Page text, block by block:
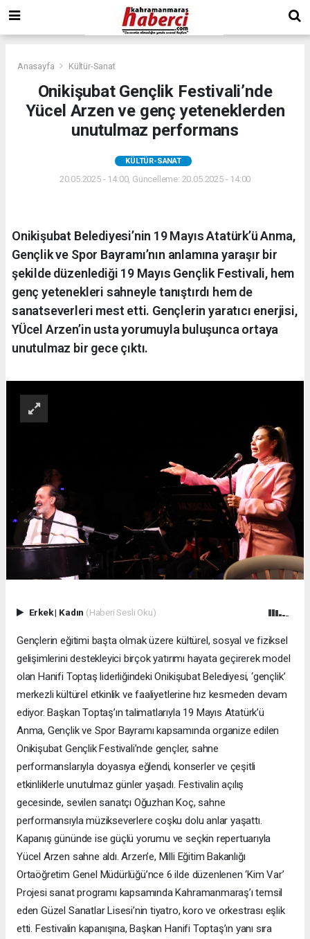
Anasayfa Kültür-Sanat
Onikişubat Gençlik Festivali’nde
Yücel Arzen ve genç yeteneklerden
unutulmaz performans
KÜLTÜR-SANAT
20.05.2025 - 14:00, Güncelleme: 20.05.2025 - 14:00
Onikişubat Belediyesi’nin 19 Mayıs Atatürk’ü Anma,
Gençlik ve Spor Bayramı’nın anlamına yaraşır bir
şekilde düzenlediği 19 Mayıs Gençlik Festivali, hem
genç yetenekleri sahneyle tanıştırdı hem de
sanatseverleri mest etti. Gençlerin yaratıcı enerjisi,
YÜcel Arzen’in usta yorumuyla buluşunca ortaya
unutulmaz bir gece çıktı.
Erkek| Kadın (Haberi Sesli Oku)
Gençlerin eğitimi başta olmak üzere kültürel, sosyal ve fiziksel
gelişimlerini destekleyici birçok yatırımı hayata geçirerek model
olan Hanifi Toptaş liderliğindeki Onikişubat Belediyesi, ‘gençlik’
merkezli kültürel etkinlik ve faaliyetlerine hız kesmeden devam
ediyor. Başkan Toptaş’ın talimatlarıyla 19 Mayıs Atatürk’ü
Anma, Gençlik ve Spor Bayramı kapsamında organize edilen
Onikişubat Gençlik Festivali’nde gençler, sahne
performanslarıyla doyasıya eğlendi, konserler ve çeşitli
etkinliklerle unutulmaz günler yaşadı. Festivalin açılış
gecesinde, sevilen sanatçı Oğuzhan Koç, sahne
performansıyla müzikseverlere coşku dolu anlar yaşattı.
Kapanış gününde ise güçlü yorumu ve seçkin repertuarıyla
Yücel Arzen sahne aldı. Arzen’e, Milli Eğitim Bakanlığı
Ortaöğretim Genel Müdürlüğü’nce 6 ilde düzenlenen ‘Kim Var’
Projesi sanat programı kapsamında Kahramanmaraş’ı temsil
eden Güzel Sanatlar Lisesi’nin tiyatro, koro ve orkestrası eşlik
etti. Festivalin kapanışına, Başkan Hanifi Toptaş’ın yanı sıra